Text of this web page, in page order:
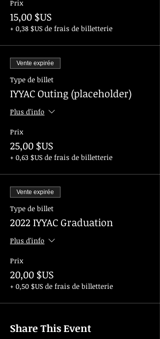
Prix
15,00 $US
+ 0,38 $US de frais de billetterie
Vente expirée
Type de billet
IYYAC Outing (placeholder)
Plus d'info
Prix
25,00 $US
+ 0,63 $US de frais de billetterie
Vente expirée
Type de billet
2022 IYYAC Graduation
Plus d'info
Prix
20,00 $US
+ 0,50 $US de frais de billetterie
Share This Event